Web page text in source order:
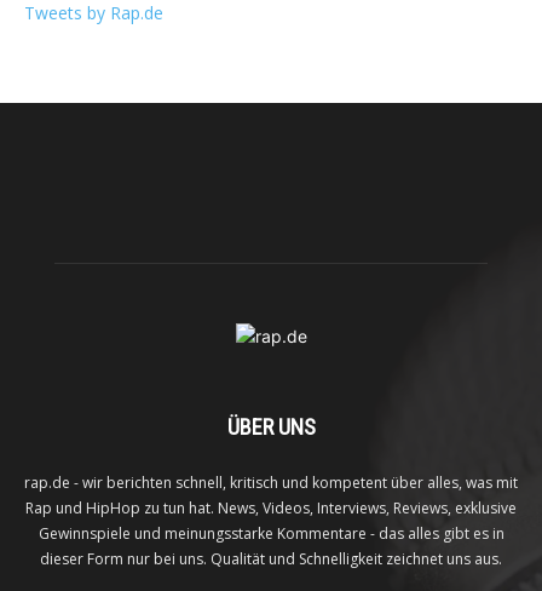
Tweets by Rap.de
ÜBER UNS
rap.de - wir berichten schnell, kritisch und kompetent über alles, was mit
Rap und HipHop zu tun hat. News, Videos, Interviews, Reviews, exklusive
Gewinnspiele und meinungsstarke Kommentare - das alles gibt es in
dieser Form nur bei uns. Qualität und Schnelligkeit zeichnet uns aus.